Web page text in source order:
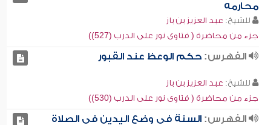
محارمه
للشيخ: عبد العزيز بن باز
جزء من محاضرة ( فتاوى نور على الدرب (527))
الفهرس: حكم الوعظ عند القبور
للشيخ: عبد العزيز بن باز
جزء من محاضرة ( فتاوى نور على الدرب (530))
الفهرس: السنة في وضع اليدين في الصلاة